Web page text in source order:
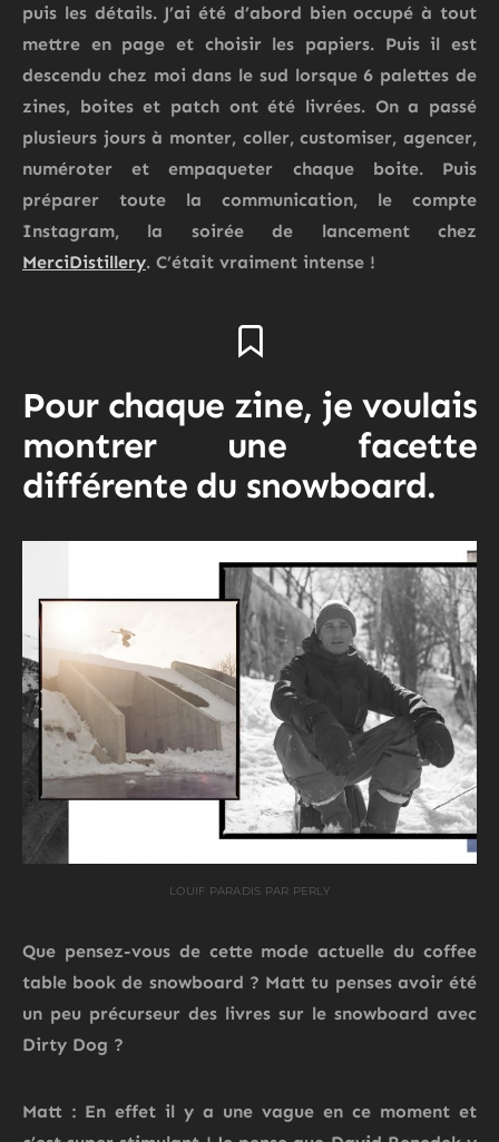
puis les détails. J’ai été d’abord bien occupé à tout
mettre en page et choisir les papiers. Puis il est
descendu chez moi dans le sud lorsque 6 palettes de
zines, boites et patch ont été livrées. On a passé
plusieurs jours à monter, coller, customiser, agencer,
numéroter et empaqueter chaque boite. Puis
préparer toute la communication, le compte
Instagram, la soirée de lancement chez
MerciDistillery. C’était vraiment intense !
Pour chaque zine, je voulais
montrer une facette
différente du snowboard.
LOUIF PARADIS PAR PERLY
Que pensez-vous de cette mode actuelle du coffee
table book de snowboard ? Matt tu penses avoir été
un peu précurseur des livres sur le snowboard avec
Dirty Dog ?
Matt : En effet il y a une vague en ce moment et